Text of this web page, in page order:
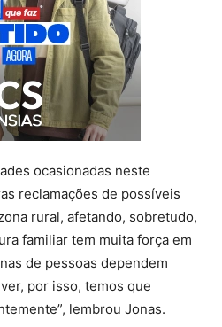
ocasionadas neste
reclamações de possíveis
rural, afetando, sobretudo,
familiar tem muita força em
de pessoas dependem
por isso, temos que
lembrou Jonas.